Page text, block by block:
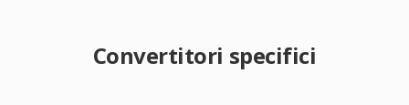
Convertitori specifici